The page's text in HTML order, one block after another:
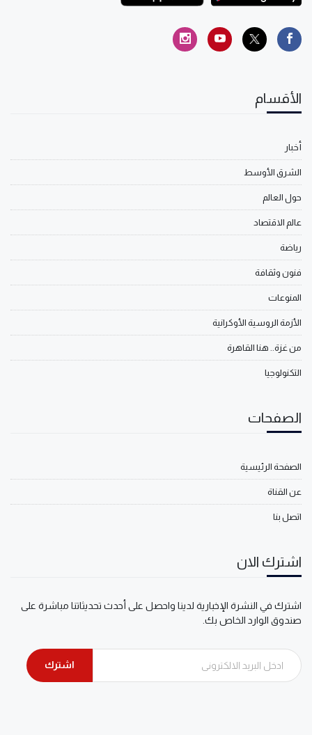
الأقسام
أخبار
الشرق الأوسط
حول العالم
عالم الاقتصاد
رياضة
فنون وثقافة
المنوعات
الأزمة الروسية الأوكرانية
من غزة.. هنا القاهرة
التكنولوجيا
الصفحات
الصفحة الرئيسية
عن القناة
اتصل بنا
اشترك الان
اشترك في النشرة الإخبارية لدينا واحصل على أحدث تحديثاتنا مباشرة على
صندوق الوارد الخاص بك.
اشترك